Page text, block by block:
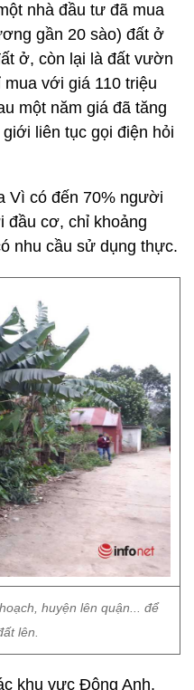
nhà đầu tư đã mua
gần 20 sào) đất ở
ở, còn lại là đất vườn
với giá 110 triệu
một năm giá đã tăng
liên tục gọi điện hỏi
Vì có đến 70% người
đầu cơ, chỉ khoảng
nhu cầu sử dụng thực.
huyện lên quận... để
lên.
khu vực Đông Anh,